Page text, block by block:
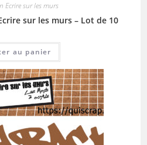
Ecrire sur les murs
sur les murs – Lot de 10
au panier